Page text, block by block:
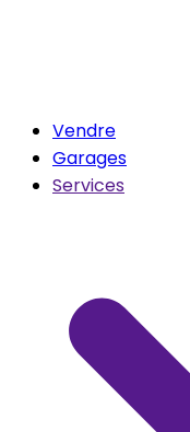
Vendre
Garages
Services